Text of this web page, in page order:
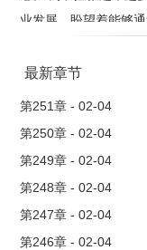
业发展，盼望着能够通
最新章节
第251章 - 02-04
第250章 - 02-04
第249章 - 02-04
第248章 - 02-04
第247章 - 02-04
第246章 - 02-04